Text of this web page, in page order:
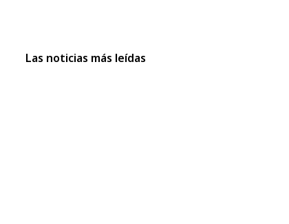
Las noticias más leídas